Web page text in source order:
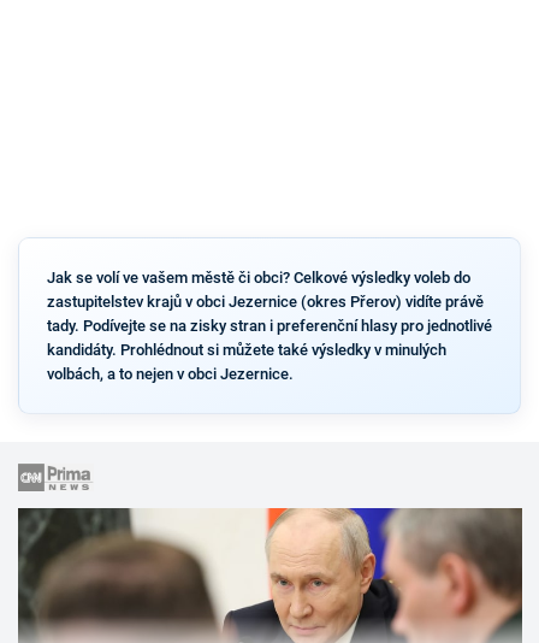
Jak se volí ve vašem městě či obci? Celkové výsledky voleb do
zastupitelstev krajů v obci Jezernice (okres Přerov) vidíte právě
tady. Podívejte se na zisky stran i preferenční hlasy pro jednotlivé
kandidáty. Prohlédnout si můžete také výsledky v minulých
volbách, a to nejen v obci Jezernice.